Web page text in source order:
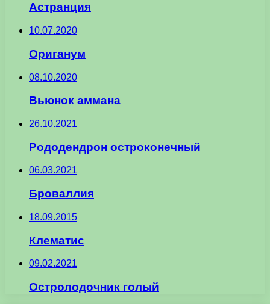
Астранция
10.07.2020
Ориганум
08.10.2020
Вьюнок аммана
26.10.2021
Рододендрон остроконечный
06.03.2021
Броваллия
18.09.2015
Клематис
09.02.2021
Остролодочник голый